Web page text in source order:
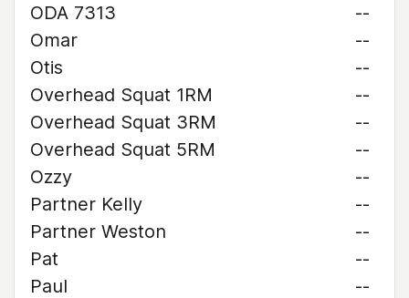
ODA 7313
--
Omar
--
Otis
--
Overhead Squat 1RM
--
Overhead Squat 3RM
--
Overhead Squat 5RM
--
Ozzy
--
Partner Kelly
--
Partner Weston
--
Pat
--
Paul
--